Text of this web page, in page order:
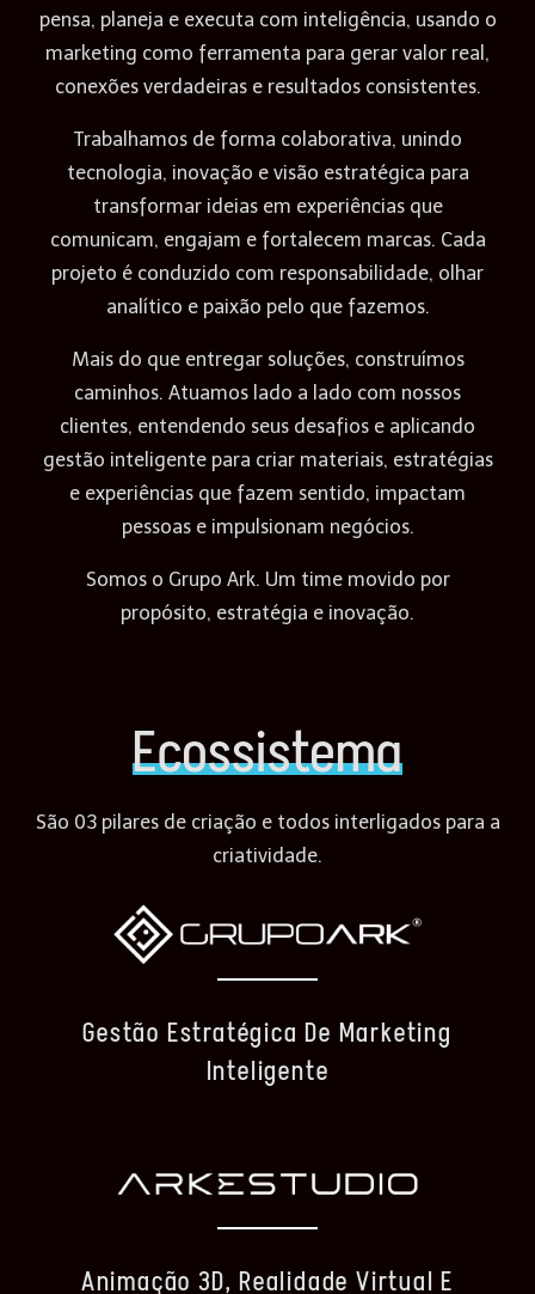
pensa, planeja e executa com inteligência, usando o
marketing como ferramenta para gerar valor real,
conexões verdadeiras e resultados consistentes.
Trabalhamos de forma colaborativa, unindo
tecnologia, inovação e visão estratégica para
transformar ideias em experiências que
comunicam, engajam e fortalecem marcas. Cada
projeto é conduzido com responsabilidade, olhar
analítico e paixão pelo que fazemos.
Mais do que entregar soluções, construímos
caminhos. Atuamos lado a lado com nossos
clientes, entendendo seus desafios e aplicando
gestão inteligente para criar materiais, estratégias
e experiências que fazem sentido, impactam
pessoas e impulsionam negócios.
Somos o Grupo Ark. Um time movido por
propósito, estratégia e inovação.
Ecossistema
São 03 pilares de criação e todos interligados para a
criatividade.
Gestão Estratégica De Marketing
Inteligente
Animação 3D, Realidade Virtual E